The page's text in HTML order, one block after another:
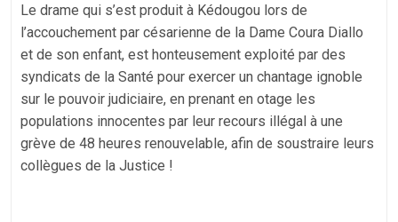
Le drame qui s’est produit à Kédougou lors de
l’accouchement par césarienne de la Dame Coura Diallo
et de son enfant, est honteusement exploité par des
syndicats de la Santé pour exercer un chantage ignoble
sur le pouvoir judiciaire, en prenant en otage les
populations innocentes par leur recours illégal à une
grève de 48 heures renouvelable, afin de soustraire leurs
collègues de la Justice !